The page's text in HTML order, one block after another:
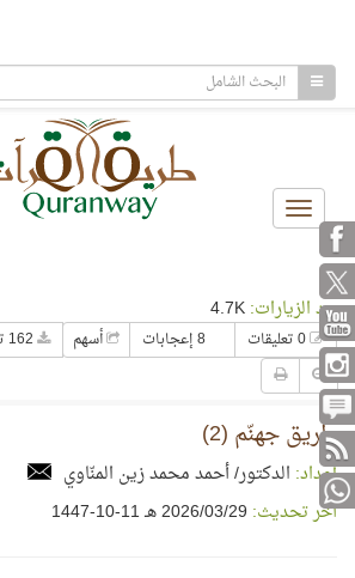
Toggle
navigation
عدد الزيارات:
8 إعجابات أسهم
طريق جهنّم (2)
إعداد: الدكتور/ أحمد محمد زين المنّاوي
آخر تحديث: 29‏/03‏/2026 هـ 11-10-1447